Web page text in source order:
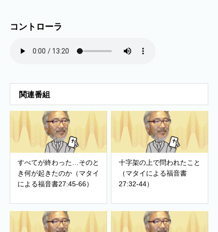
コントローラ
関連番組
すべてが終わった…そのと
き何が起きたのか（マタイ
による福音書27:45-66）
十字架の上で問われたこと
（マタイによる福音書
27:32-44）